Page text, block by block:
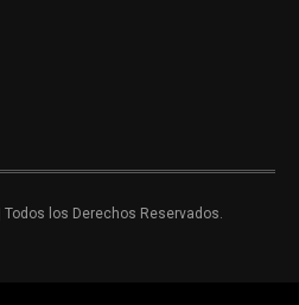
los Derechos Reservados.